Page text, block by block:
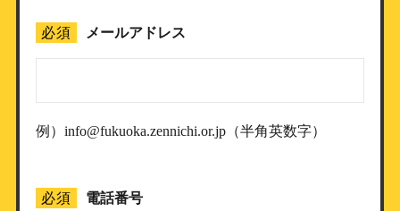
必須 メールアドレス
例）info@fukuoka.zennichi.or.jp（半角英数字）
必須 電話番号